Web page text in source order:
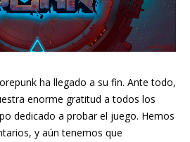
ha llegado a su fin. Ante todo,
enorme gratitud a todos los
dedicado a probar el juego. Hemos
y aún tenemos que